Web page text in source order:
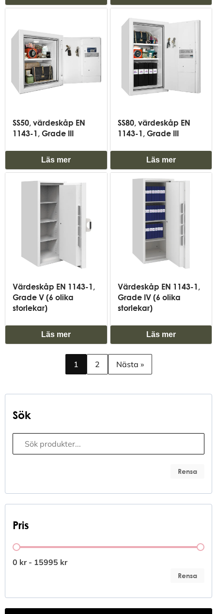
Sök
Sökfunktion
Search content
Rensa
Pris
Pris
0 kr - 15995 kr
Rensa
SS50, värdeskåp EN
1143-1, Grade III
Läs mer
SS80, värdeskåp EN
1143-1, Grade III
Läs mer
Värdeskåp EN 1143-1,
Grade V (6 olika
storlekar)
Läs mer
Värdeskåp EN 1143-1,
Grade IV (6 olika
storlekar)
Läs mer
1 2 Nästa »